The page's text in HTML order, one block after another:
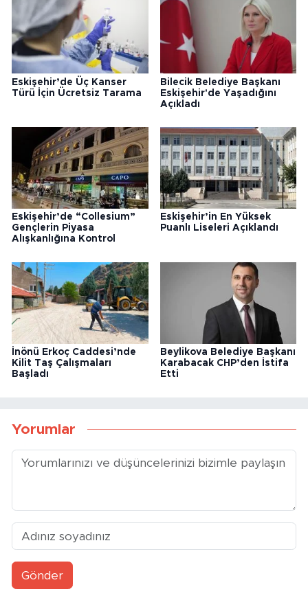
Eskişehir’de Üç Kanser
Türü İçin Ücretsiz Tarama
Bilecik Belediye Başkanı
Eskişehir'de Yaşadığını
Açıkladı
Eskişehir’de “Collesium”
Gençlerin Piyasa
Alışkanlığına Kontrol
Eskişehir’in En Yüksek
Puanlı Liseleri Açıklandı
İnönü Erkoç Caddesi’nde
Kilit Taş Çalışmaları
Başladı
Beylikova Belediye Başkanı
Karabacak CHP’den İstifa
Etti
Yorumlar
Gönder